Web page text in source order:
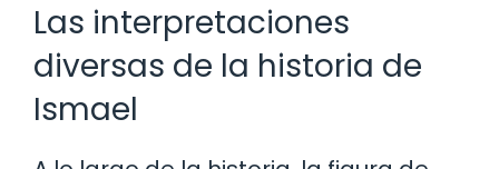
Las interpretaciones
diversas de la historia de
Ismael